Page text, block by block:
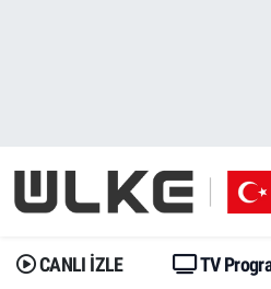
CANLI İZLE TV
Gündem
Dünya
Gündem
Trend
İstanbul Namaz Vakitleri
Trafik Durumu